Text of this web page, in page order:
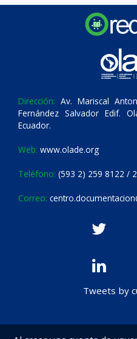
Dirección: Av. Mariscal
Fernández Salvador Edif.
Ecuador.
Web: www.olade.org
Teléfono: (593 2) 259 8122 /
Correo:
Tweets by